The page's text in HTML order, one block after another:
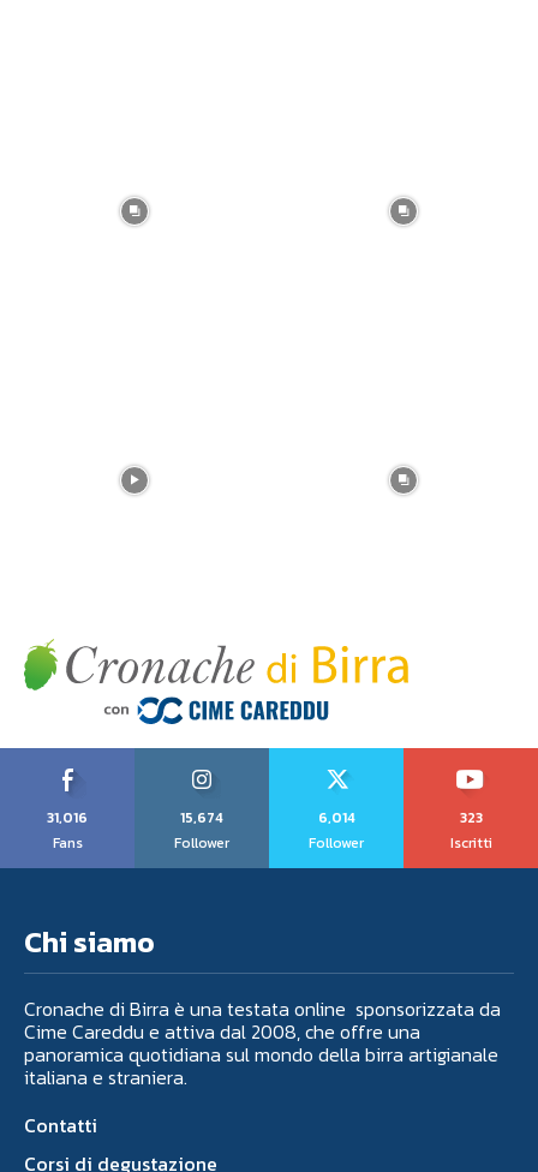
31,016
Fans
15,674
Follower
6,014
Follower
323
Iscritti
Chi siamo
Cronache di Birra è una testata online sponsorizzata da
Cime Careddu e attiva dal 2008, che offre una
panoramica quotidiana sul mondo della birra artigianale
italiana e straniera.
Contatti
Corsi di degustazione